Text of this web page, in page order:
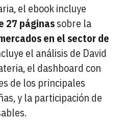
el ebook incluye
27 páginassobre la
en el sector de
el análisis de David
el dashboard con
de los principales
y la participación de